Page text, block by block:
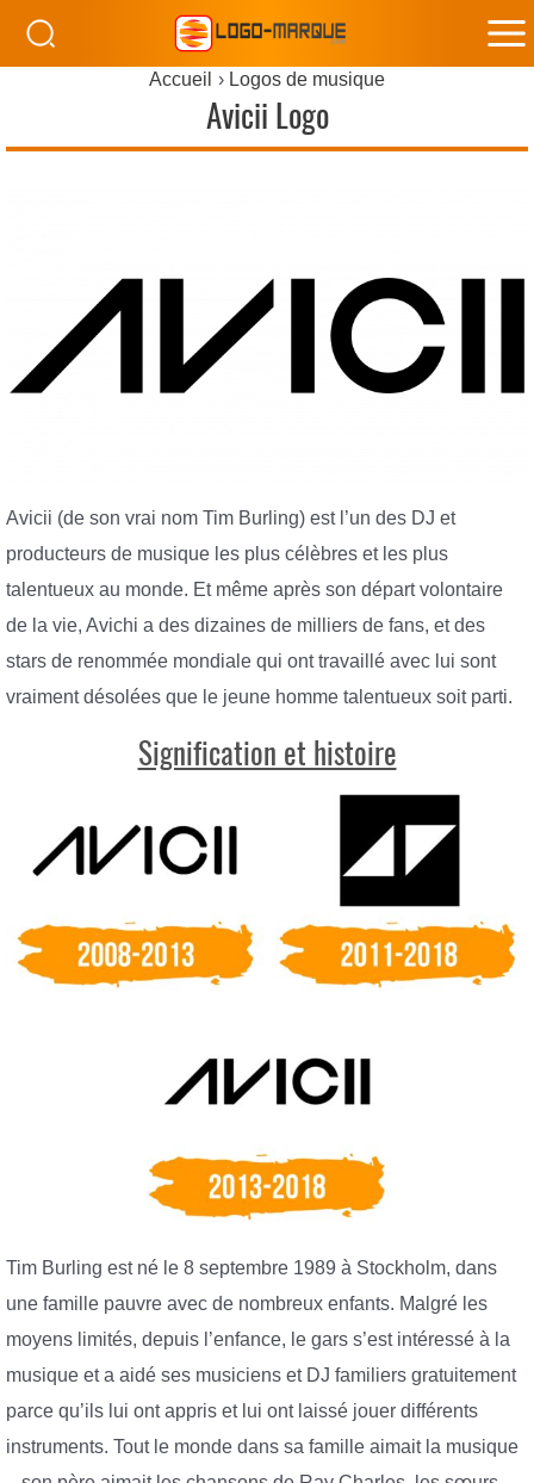
Accueil Logos de musique
Avicii Logo
Avicii (de son vrai nom Tim Burling) est l’un des DJ et
producteurs de musique les plus célèbres et les plus
talentueux au monde. Et même après son départ volontaire
de la vie, Avichi a des dizaines de milliers de fans, et des
stars de renommée mondiale qui ont travaillé avec lui sont
vraiment désolées que le jeune homme talentueux soit parti.
Signification et histoire
Tim Burling est né le 8 septembre 1989 à Stockholm, dans
une famille pauvre avec de nombreux enfants. Malgré les
moyens limités, depuis l’enfance, le gars s’est intéressé à la
musique et a aidé ses musiciens et DJ familiers gratuitement
parce qu’ils lui ont appris et lui ont laissé jouer différents
instruments. Tout le monde dans sa famille aimait la musique